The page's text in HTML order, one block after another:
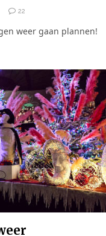
22
weer gaan plannen!